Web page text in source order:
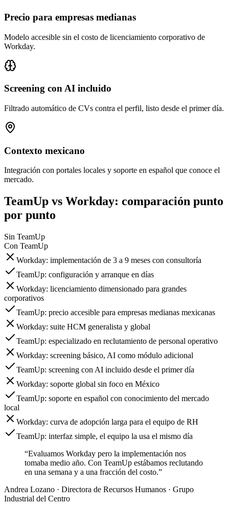
Precio para empresas medianas
Modelo accesible sin el costo de licenciamiento corporativo de
Workday.
Screening con AI incluido
Filtrado automático de CVs contra el perfil, listo desde el primer día.
Contexto mexicano
Integración con portales locales y soporte en español que conoce el
mercado.
TeamUp vs Workday: comparación punto
por punto
Sin TeamUp
Con TeamUp
Workday: implementación de 3 a 9 meses con consultoría
TeamUp: configuración y arranque en días
Workday: licenciamiento dimensionado para grandes
corporativos
TeamUp: precio accesible para empresas medianas mexicanas
Workday: suite HCM generalista y global
TeamUp: especializado en reclutamiento de personal operativo
Workday: screening básico, AI como módulo adicional
TeamUp: screening con AI incluido desde el primer día
Workday: soporte global sin foco en México
TeamUp: soporte en español con conocimiento del mercado
local
Workday: curva de adopción larga para el equipo de RH
TeamUp: interfaz simple, el equipo la usa el mismo día
“Evaluamos Workday pero la implementación nos
tomaba medio año. Con TeamUp estábamos reclutando
en una semana y a una fracción del costo.”
Andrea Lozano · Directora de Recursos Humanos · Grupo
Industrial del Centro